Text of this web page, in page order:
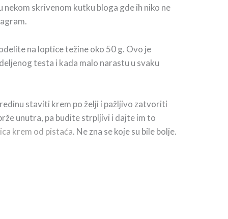
nekom skrivenom kutku bloga gde ih niko ne
na loptice težine oko 50 g. Ovo je
testa i kada malo narastu u svaku
staviti krem po želji i pažljivo zatvoriti
unutra, pa budite strpljivi i dajte im to
krem od pistaća. Ne zna se koje su bile bolje.